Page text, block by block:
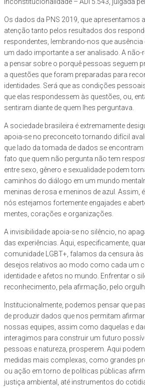
Os dados da PNS 2019, que apresentamos
atenção tanto pelos resultados dos
respondentes, lembrando-nos que
um dado importante a ser analisado. A
a pensar sobre o porquê pessoas seguem
a questões que foram preparadas para
identidades. Será que as condições
que elas respondessem às questões, ou,
sentiram diante de quem lhes perguntava.
A sociedade brasileira é extremamente
apoia-se no preconceito tornando difícil
que lado da tomada de dados se
fato que quem não pergunta não tem
entre sexo, gênero e sexualidade podem
caminhos do diálogo em um mundo
meninas de rosa e meninos de azul. Assim,
nós estejamos fortemente engajades e
mentes, corações e organizações.
A invisibilidade apoia-se no silêncio, no
das experiências. Aqui, especificamente,
comunidade LGBT+, falamos da censura
desejos relativos ao modo como cada um
identidade e afetos no mundo. Enfrentar o
reconhecimento, pela afirmação, pelo
Institucionalmente, podemos pensar que
de produzir dados que nos permitam
nossas equipes, assim como daquelas e
interagimos para construir um futuro
pessoas e natureza, prosperem. Aqui
medidas mais complexas, como grandes
ou ação em torno de políticas públicas
justiça ambiental, até instrumentos do